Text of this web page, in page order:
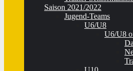
Saison 2021/2022
Jugend-Teams
U6/U8
U6/U8